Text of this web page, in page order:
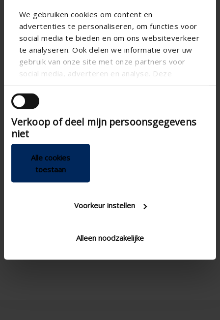
We gebruiken cookies om content en
advertenties te personaliseren, om functies voor
social media te bieden en om ons websiteverkeer
te analyseren. Ook delen we informatie over uw
gebruik van onze site met onze partners voor
social media, adverteren en analyse. Deze
andere informatie die u aan ze heeft verstrekt of
die ze hebben verzameld op basis van uw gebruik
van hun services.
Verkoop of deel mijn persoonsgegevens
niet
Alle cookies
toestaan
Voorkeur instellen
Alleen noodzakelijke